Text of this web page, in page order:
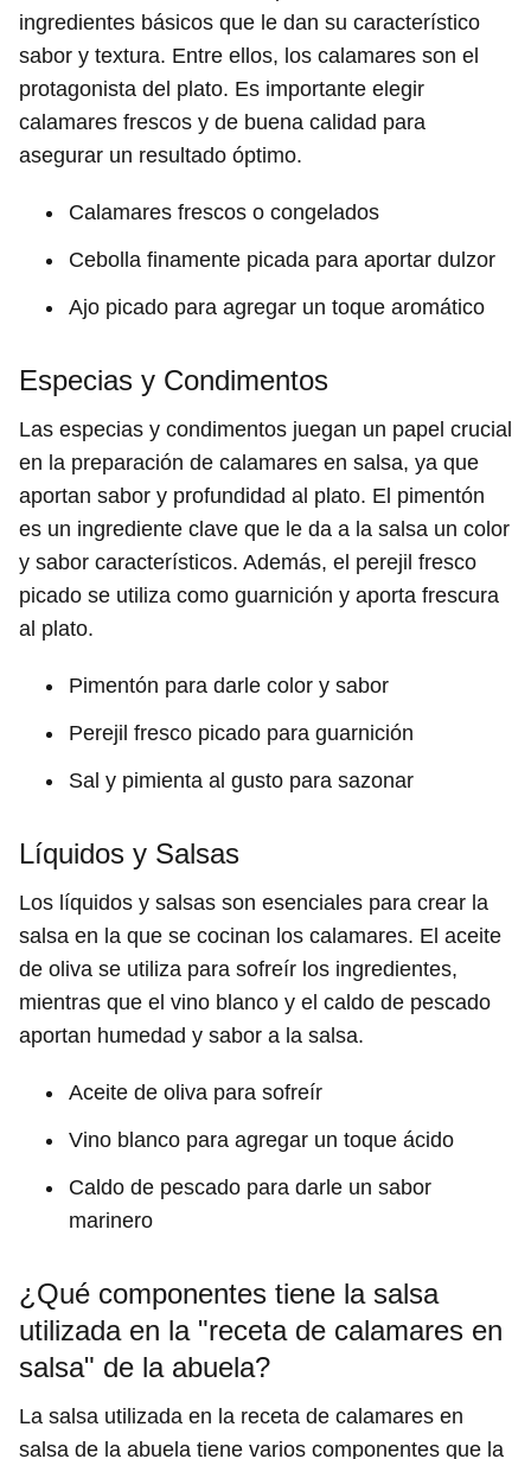
ingredientes básicos que le dan su característico
sabor y textura. Entre ellos, los calamares son el
protagonista del plato. Es importante elegir
calamares frescos y de buena calidad para
asegurar un resultado óptimo.
Calamares frescos o congelados
Cebolla finamente picada para aportar dulzor
Ajo picado para agregar un toque aromático
Especias y Condimentos
Las especias y condimentos juegan un papel crucial
en la preparación de calamares en salsa, ya que
aportan sabor y profundidad al plato. El pimentón
es un ingrediente clave que le da a la salsa un color
y sabor característicos. Además, el perejil fresco
picado se utiliza como guarnición y aporta frescura
al plato.
Pimentón para darle color y sabor
Perejil fresco picado para guarnición
Sal y pimienta al gusto para sazonar
Líquidos y Salsas
Los líquidos y salsas son esenciales para crear la
salsa en la que se cocinan los calamares. El aceite
de oliva se utiliza para sofreír los ingredientes,
mientras que el vino blanco y el caldo de pescado
aportan humedad y sabor a la salsa.
Aceite de oliva para sofreír
Vino blanco para agregar un toque ácido
Caldo de pescado para darle un sabor
marinero
¿Qué componentes tiene la salsa
utilizada en la "receta de calamares en
salsa" de la abuela?
La salsa utilizada en la receta de calamares en
salsa de la abuela tiene varios componentes que la